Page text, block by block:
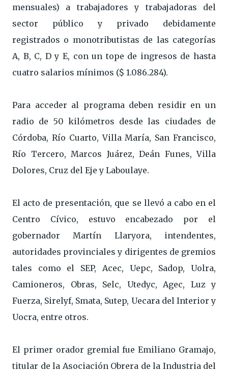
mensuales) a trabajadores y trabajadoras del
sector público y privado debidamente
registrados o monotributistas de las categorías
A, B, C, D y E, con un tope de ingresos de hasta
cuatro salarios mínimos ($ 1.086.284).
Para acceder al programa deben residir en un
radio de 50 kilómetros desde las ciudades de
Córdoba, Río Cuarto, Villa María, San Francisco,
Río Tercero, Marcos Juárez, Deán Funes, Villa
Dolores, Cruz del Eje y Laboulaye.
El acto de presentación, que se llevó a cabo en el
Centro Cívico, estuvo encabezado por el
gobernador Martín Llaryora, intendentes,
autoridades provinciales y dirigentes de gremios
tales como el SEP, Acec, Uepc, Sadop, Uolra,
Camioneros, Obras, Selc, Utedyc, Agec, Luz y
Fuerza, Sirelyf, Smata, Sutep, Uecara del Interior y
Uocra, entre otros.
El primer orador gremial fue Emiliano Gramajo,
titular de la Asociación Obrera de la Industria del